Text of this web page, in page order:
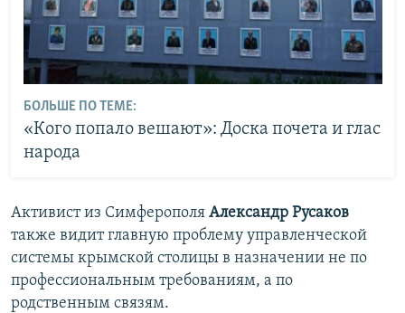
БОЛЬШЕ ПО ТЕМЕ:
«Кого попало вешают»: Доска почета и глас
народа
Активист из Симферополя Александр Русаков
также видит главную проблему управленческой
системы крымской столицы в назначении не по
профессиональным требованиям, а по
родственным связям.